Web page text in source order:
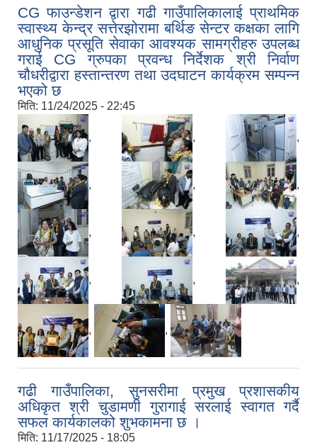
CG फाउन्डेशन द्वारा गढी गाउँपालिकालाई प्राथमिक
स्वास्थ्य केन्द्र सत्तेरझोरामा बर्थिङ सेन्टर कक्षका लागि
आधुनिक प्रसूति सेवाका आवश्यक सामग्रीहरु उपलब्ध
गराई CG ग्रुपका प्रवन्ध निर्देशक श्री निर्वाण
चौधरीद्वारा हस्तान्तरण तथा उदघाटन कार्यक्रम सम्पन्न
भएको छ
मिति: 11/24/2025 - 22:45
, , ,
, , ,
, , ,
, , ,
, ,
गढी गाउँपालिका, सुनसरीमा प्रमुख प्रशासकीय
अधिकृत श्री चुडामणी गुरागाई सरलाई स्वागत गर्दै
सफल कार्यकालको शुभकामना छ ।
मिति: 11/17/2025 - 18:05